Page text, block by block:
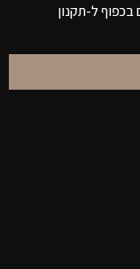
בכפוף ל-תקנון